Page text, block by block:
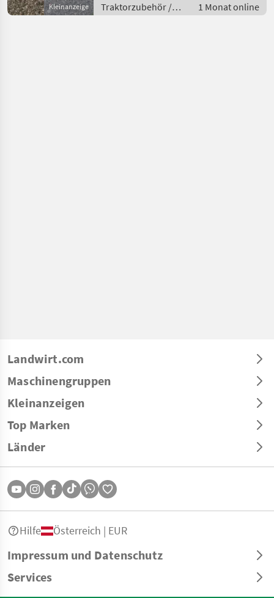
Kleinanzeige
Traktorzubehör /
Frontlader
1 Monat online
Landwirt.com
Maschinengruppen
Kleinanzeigen
Top Marken
Länder
Impressum und Datenschutz
Services
Hilfe Österreich | EUR